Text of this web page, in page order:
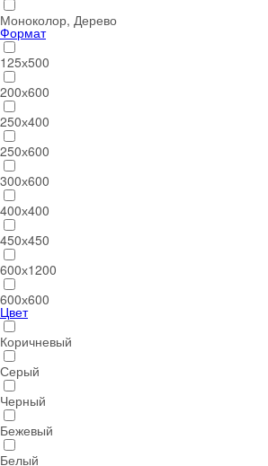
Моноколор, Дерево
Формат
125х500
200х600
250х400
250х600
300х600
400х400
450х450
600х1200
600х600
Цвет
Коричневый
Серый
Черный
Бежевый
Белый